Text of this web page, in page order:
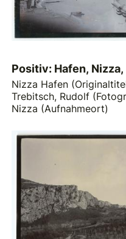
Positiv: Hafen,
Nizza Hafen
Trebitsch, Rudolf
Nizza (Aufnahmeort)